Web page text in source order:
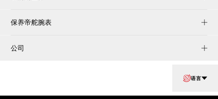
保养帝舵腕表
公司
语言